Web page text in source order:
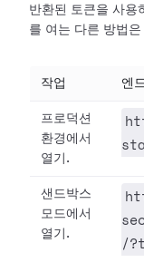
반환된 토큰을 사용
를 여는 다른 방법은
작업 엔
프로덕션
환경에서
열기.
샌드박스
모드에서
열기.
/